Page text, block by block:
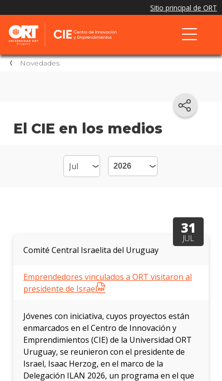
Novedades
El CIE en los medios
31
JUL
Comité Central Israelita del Uruguay
Emprendedores vinculados a ORT visitaron al
presidente de Israel
Jóvenes con iniciativa, cuyos proyectos están
enmarcados en el Centro de Innovación y
Emprendimientos (CIE) de la Universidad ORT
Uruguay, se reunieron con el presidente de
Israel, Isaac Herzog, en el marco de la
Delegación ILAN 2026, un programa en el que